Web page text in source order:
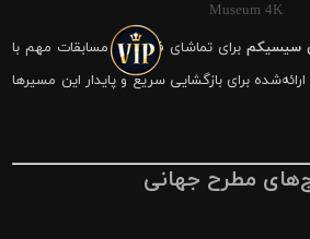
Museum 4K
سیسیکمبرای تماشای فوتبال و مسابقات مهم با
برای بازگشایی سریع و پایدار این مسیرها
مطرح جهانی